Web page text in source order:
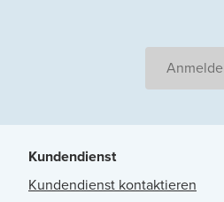
Kundendienst
Kundendienst kontaktieren